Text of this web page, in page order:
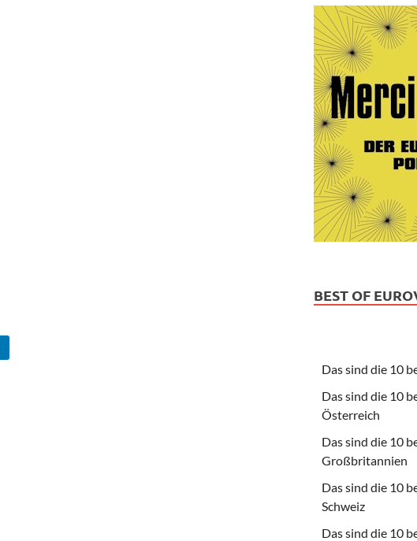
BEST OF
Das sind die 10
Das sind die 10
Österreich
Das sind die 10
Großbritannien
Das sind die 10
Schweiz
Das sind die 10